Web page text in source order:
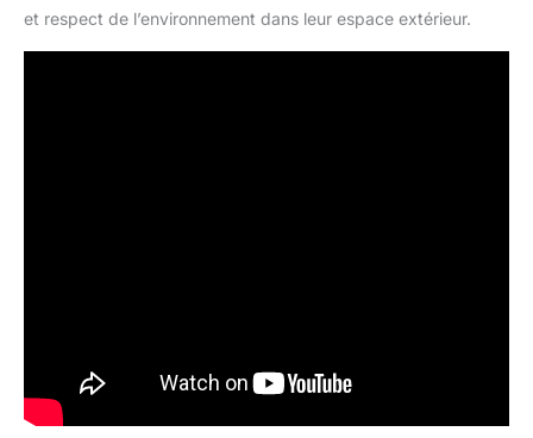
et respect de l’environnement dans leur espace extérieur.